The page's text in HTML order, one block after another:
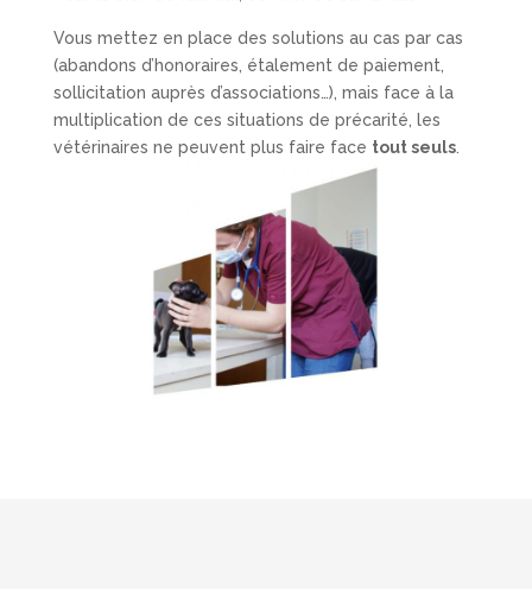
Vous mettez en place des solutions au cas par cas
(abandons d’honoraires, étalement de paiement,
sollicitation auprès d’associations…), mais face à la
multiplication de ces situations de précarité, les
vétérinaires ne peuvent plus faire face tout seuls.